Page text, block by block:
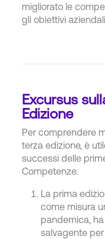
migliorato le
gli obiettivi
Excursus
Edizione
Per comprendere
terza edizione, è
successi delle
Competenze.
La prima
come misura
pandemica,
salvagente